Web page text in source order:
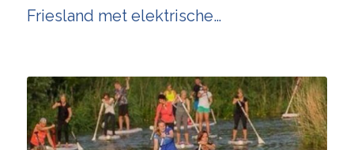
Friesland met elektrische…